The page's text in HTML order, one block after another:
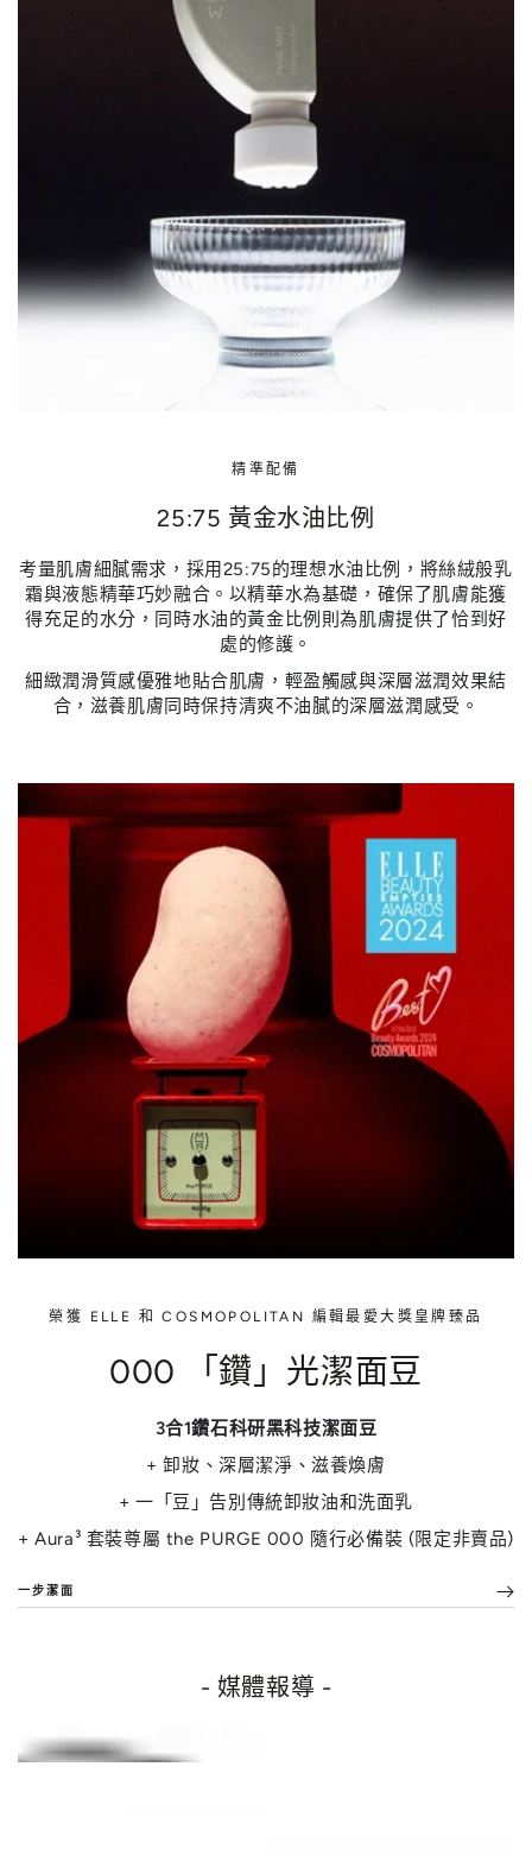
精準配備
25:75 黃金水油比例
考量肌膚細膩需求，採用25:75的理想水油比例，將絲絨般乳
霜與液態精華巧妙融合。以精華水為基礎，確保了肌膚能獲
得充足的水分，同時水油的黃金比例則為肌膚提供了恰到好
處的修護。
細緻潤滑質感優雅地貼合肌膚，輕盈觸感與深層滋潤效果結
合，滋養肌膚同時保持清爽不油膩的深層滋潤感受。
榮獲 ELLE 和 COSMOPOLITAN 編輯最愛大獎皇牌臻品
000 「鑽」光潔面豆
3合1鑽石科研黑科技潔面豆
+ 卸妝、深層潔淨、滋養煥膚
+ 一「豆」告別傳統卸妝油和洗面乳
+ Aura³ 套裝尊屬 the PURGE 000 隨行必備裝 (限定非賣品)
一步潔面
- 媒體報導 -